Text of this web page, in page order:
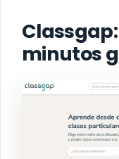
Classgap
minutos